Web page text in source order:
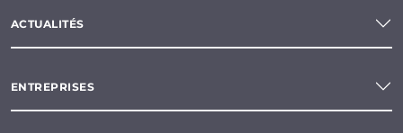
ACTUALITÉS
ENTREPRISES